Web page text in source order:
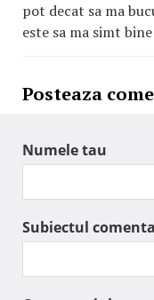
pot decat sa ma
este sa ma simt
Posteaza
Numele tau
Subiectul